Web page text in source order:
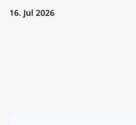
16. Jul 2026